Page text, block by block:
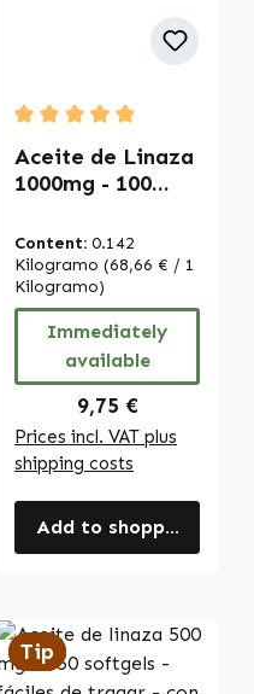
Average rating of 5 out
Aceite de Linaza
1000mg - 100
vitamina E - para
la protección
celular | Warnke
Vitalstoffe
Content: 0.142
Kilogramo (68,66 € / 1
Kilogramo)
Immediately
available
Regular price:
9,75 €
Prices incl. VAT plus
shipping costs
Add to shopping cart
Tip
Tip